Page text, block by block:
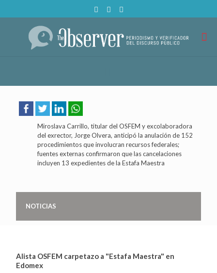
Miroslava Carrillo, titular del OSFEM y excolaboradora
del exrector, Jorge Olvera, anticipó la anulación de 152
procedimientos que involucran recursos federales;
fuentes externas confirmaron que las cancelaciones
incluyen 13 expedientes de la Estafa Maestra
NOTICIAS
Alista OSFEM carpetazo a "Estafa Maestra" en
Edomex